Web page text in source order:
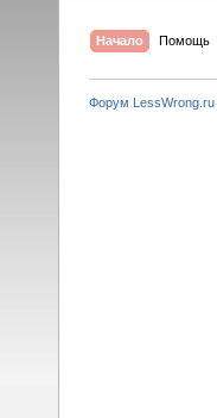
Начало Помощь
Форум LessWrong.ru